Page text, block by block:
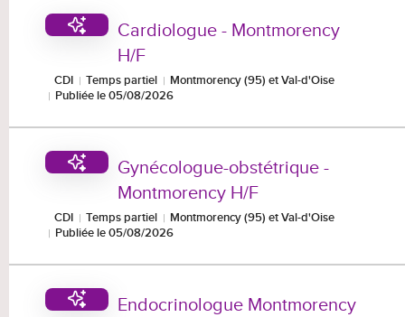
Cardiologue - Montmorency
H/F
CDI Temps partiel
Montmorency (95) et Val-d'Oise
Publiée le 05/08/2026
Gynécologue-obstétrique -
Montmorency H/F
CDI Temps partiel
Montmorency (95) et Val-d'Oise
Publiée le 05/08/2026
Endocrinologue Montmorency